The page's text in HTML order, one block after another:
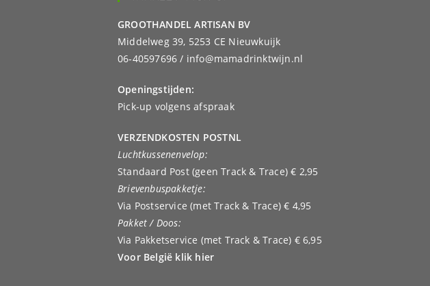
GROOTHANDEL ARTISAN BV
Middelweg 39, 5253 CE Nieuwkuijk
06-40597696 / info@mamadrinktwijn.nl
Openingstijden:
Pick-up volgens afspraak
VERZENDKOSTEN POSTNL
Luchtkussenenvelop:
Standaard Post (geen Track & Trace) € 2,95
Brievenbuspakketje:
Via Postservice (met Track & Trace) € 4,95
Pakket / Doos:
Via Pakketservice (met Track & Trace) € 6,95
Voor België klik hier